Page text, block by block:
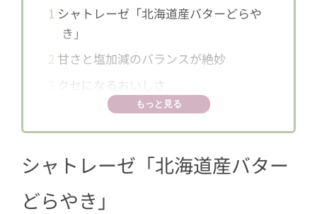
1 シャトレーゼ「北海道産バターどらや
き」
2 甘さと塩加減のバランスが絶妙
クセになるおいしさ
もっと見る
シャトレーゼ「北海道産バター
どらやき」